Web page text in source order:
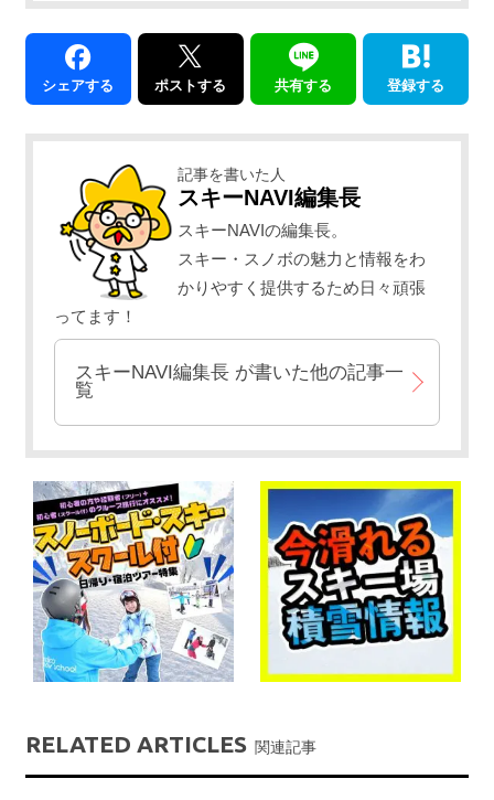
シェアする ポストする 共有する 登録する
記事を書いた人
スキーNAVI編集長
スキーNAVIの編集長。
スキー・スノボの魅力と情報をわ
かりやすく提供するため日々頑張
ってます！
スキーNAVI編集長 が書いた他の記事一
覧
RELATED ARTICLES 関連記事